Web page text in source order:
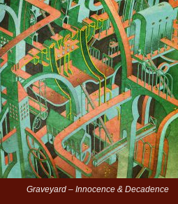
Graveyard – Innocence & Decadence